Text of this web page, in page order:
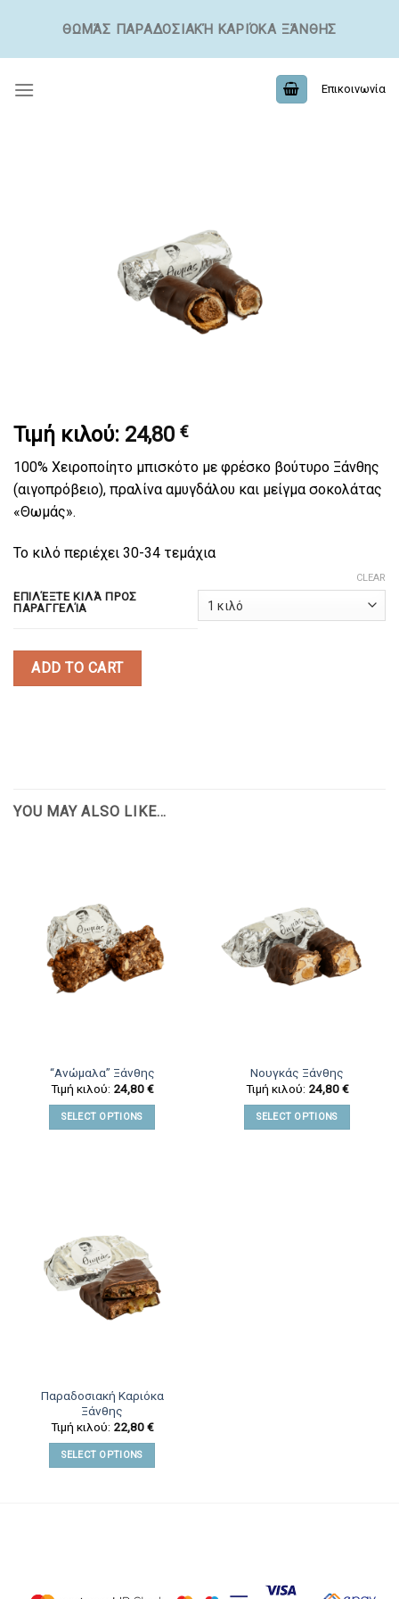
ΘΩΜΆΣ ΠΑΡΑΔΟΣΙΑΚΉ ΚΑΡΙΌΚΑ ΞΆΝΘΗΣ
Επικοινωνία
Τιμή κιλού: 24,80 €
100% Χειροποίητο μπισκότο με φρέσκο βούτυρο Ξάνθης
(αιγοπρόβειο), πραλίνα αμυγδάλου και μείγμα σοκολάτας
«Θωμάς».
Το κιλό περιέχει 30-34 τεμάχια
ΕΠΙΛΈΞΤΕ ΚΙΛΆ ΠΡΟΣ
ΠΑΡΑΓΓΕΛΊΑ
CLEAR
ADD TO CART
YOU MAY ALSO LIKE…
“Ανώμαλα” Ξάνθης
Τιμή κιλού: 24,80€
SELECT OPTIONS
Νουγκάς Ξάνθης
Τιμή κιλού: 24,80€
SELECT OPTIONS
Παραδοσιακή Καριόκα
Ξάνθης
Τιμή κιλού: 22,80€
SELECT OPTIONS